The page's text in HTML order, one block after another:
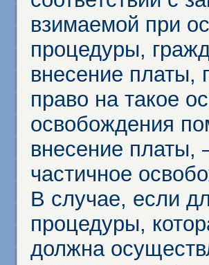
взимаемой при
процедуры,
внесение платы,
право на такое
освобождения
внесение платы,
частичное
В случае, если
процедуры,
должна